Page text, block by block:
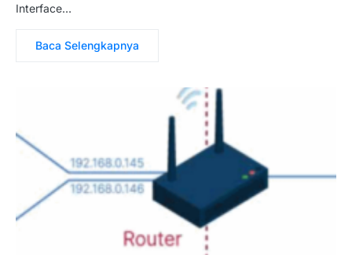
Interface…
Baca Selengkapnya